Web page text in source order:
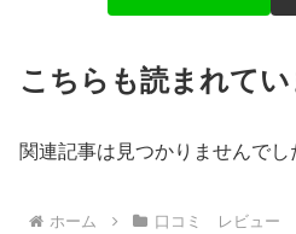
こちらも読まれて
関連記事は見つかりませんでし
ホーム 口コミ レビュー